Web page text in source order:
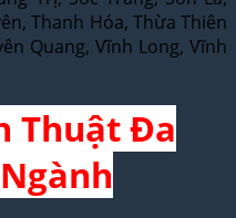
Thanh Hóa, Thừa Thiên
Quang, Vĩnh Long, Vĩnh
Thuật Đa